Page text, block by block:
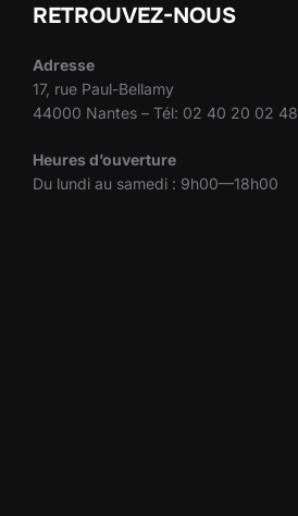
RETROUVEZ-NOUS
Adresse
17, rue Paul-Bellamy
44000 Nantes – Tél: 02 40 20 02 48
Heures d’ouverture
Du lundi au samedi : 9h00—18h00